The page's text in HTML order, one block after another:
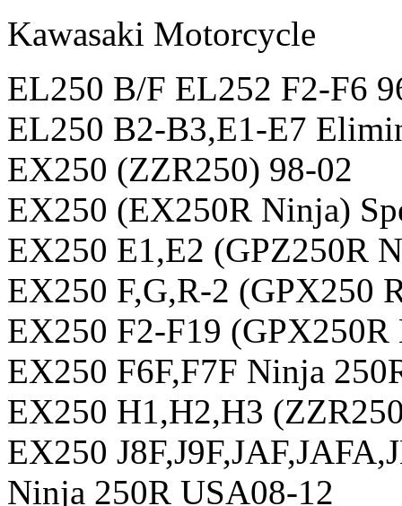
Kawasaki Motorcycle
EL250 B/F EL252 F2-F6
EL250 B2-B3,E1-E7
EX250 (ZZR250) 98-02
EX250 (EX250R Ninja)
EX250 E1,E2 (GPZ250R
EX250 F,G,R-2 (GPX250
EX250 F2-F19
EX250 F6F,F7F Ninja
EX250 H1,H2,H3
EX250
Ninja 250R USA08-12